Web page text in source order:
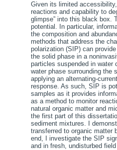
Given its limited
reactions and capability to
glimpse” into this black box.
potential. In particular,
the composition and
methods that address the
polarization (SIP) can
the solid phase in a
particles suspended in water
water phase surrounding the
applying an alternating-
response. As such, SIP is
samples as it provides
as a method to monitor
natural organic matter and
the first part of this
sediment mixtures. I
transferred to organic matter
end, I investigate the SIP
and in fresh, undisturbed